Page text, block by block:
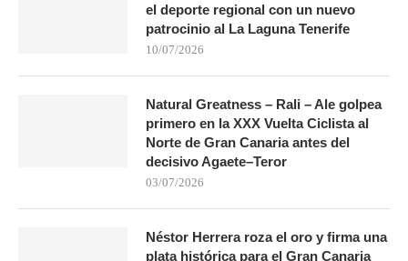
el deporte regional con un nuevo
patrocinio al La Laguna Tenerife
10/07/2026
Natural Greatness – Rali – Ale golpea
primero en la XXX Vuelta Ciclista al
Norte de Gran Canaria antes del
decisivo Agaete–Teror
03/07/2026
Néstor Herrera roza el oro y firma una
plata histórica para el Gran Canaria